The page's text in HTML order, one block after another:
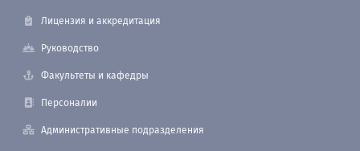
Лицензия и аккредитация
Руководство
Факультеты и кафедры
Персоналии
Административные подразделения